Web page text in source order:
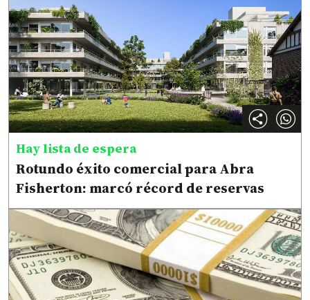
Hay lista de espera
Rotundo éxito comercial para Abra
Fisherton: marcó récord de reservas